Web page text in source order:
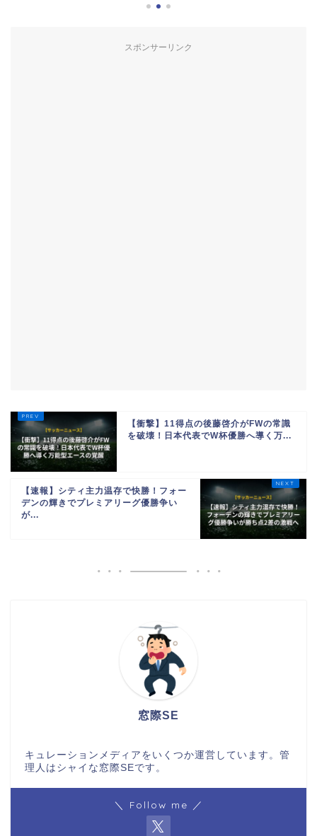
スポンサーリンク
【衝撃】11得点の後藤啓介がFWの常識
を破壊！日本代表でW杯優勝へ導く万...
【速報】シティ主力温存で快勝！フォー
デンの輝きでプレミアリーグ優勝争い
が...
窓際SE
キュレーションメディアをいくつか運営しています。管
理人はシャイな窓際SEです。
＼ Follow me ／